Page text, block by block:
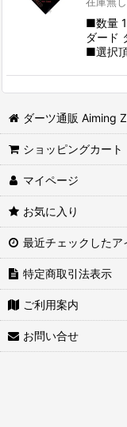
■数量
ダード
■選択
ダーツ通販 Aiming
ショッピングカート
マイページ
お気に入り
最近チェックしたア
特定商取引法表示
ご利用案内
お問い合せ